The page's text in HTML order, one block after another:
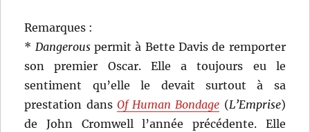
Remarques :
* Dangerouspermit à Bette Davis de remporter
son premier Oscar. Elle a toujours eu le
sentiment qu’elle le devait surtout à sa
prestation dans Of Human Bondage (L’Emprise)
de John Cromwell l’année précédente. Elle